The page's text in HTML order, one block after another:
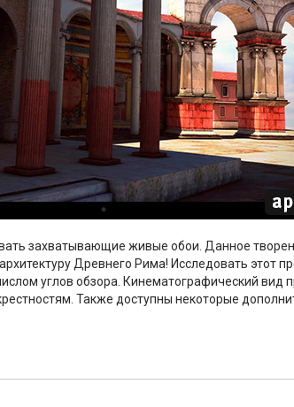
захватывающие живые обои. Данное
Древнего Рима! Исследовать этот
углов обзора. Кинематографический вид
Также доступны некоторые